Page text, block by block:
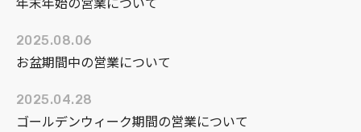
2025.08.06
お盆期間中の営業について
2025.04.28
ゴールデンウィーク期間の営業について